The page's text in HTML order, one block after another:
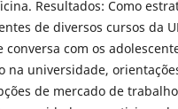
Resultados: Como
de diversos cursos da
com os
na universidade,
de mercado de